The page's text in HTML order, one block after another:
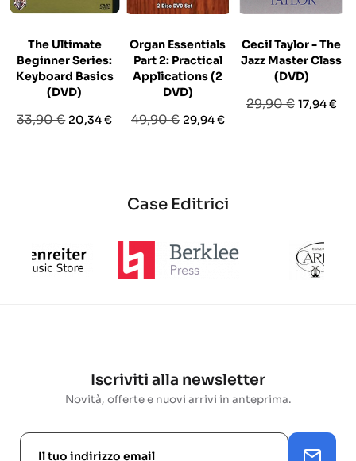
The Ultimate
Beginner Series:
Keyboard Basics
(DVD)
Prezzo
33,90 € Prezzo
20,34 €
Organ Essentials
Part 2: Practical
Applications (2
DVD)
Prezzo
49,90 € Prezzo
29,94 €
Cecil Taylor - The
Jazz Master Class
(DVD)
Prezzo
29,90 € Prezzo
17,94 €
Case Editrici
Iscriviti alla newsletter
Novità, offerte e nuovi arrivi in anteprima.